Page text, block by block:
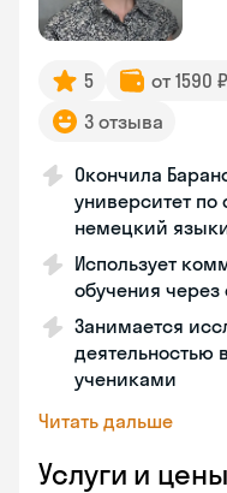
5 от 1590
3 отзыва
Окончила
университет по
немецкий
Использует
обучения
Занимается
деятельностью
учениками
Читать дальше
Услуги и цены